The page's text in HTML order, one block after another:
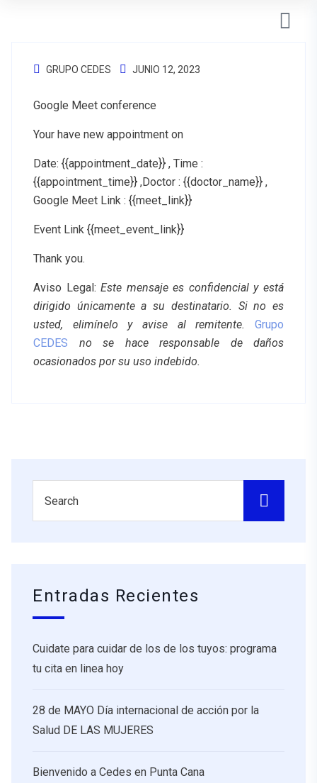
GRUPO CEDES JUNIO 12, 2023
Google Meet conference
Your have new appointment on
Date: {{appointment_date}} , Time :
{{appointment_time}} ,Doctor : {{doctor_name}} ,
Google Meet Link : {{meet_link}}
Event Link {{meet_event_link}}
Thank you.
Aviso Legal:Este mensaje es confidencial y está
dirigido únicamente a su destinatario. Si no es
usted, elimínelo y avise al remitente. Grupo
CEDES no se hace responsable de daños
ocasionados por su uso indebido.
Entradas Recientes
Cuidate para cuidar de los de los tuyos: programa
tu cita en linea hoy
28 de MAYO Día internacional de acción por la
Salud DE LAS MUJERES
Bienvenido a Cedes en Punta Cana